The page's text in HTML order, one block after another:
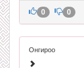
0 0
Онгироо